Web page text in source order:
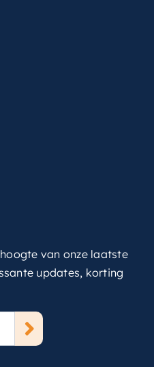
van onze laatste
updates, korting